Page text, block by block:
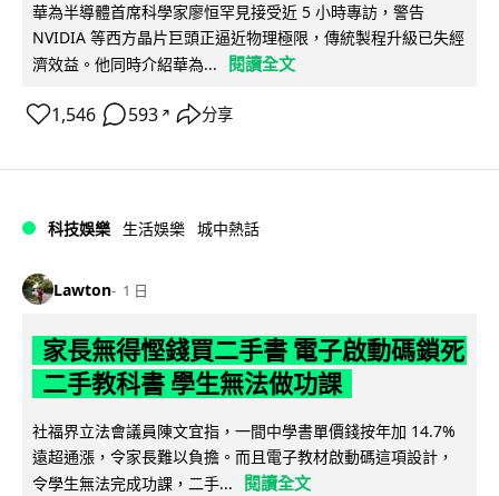
華為半導體首席科學家廖恒罕見接受近 5 小時專訪，警告
NVIDIA 等西方晶片巨頭正逼近物理極限，傳統製程升級已失經
濟效益。他同時介紹華為...
閱讀全文
1,546 593 ↗ 分享
科技娛樂 生活娛樂 城中熱話
Lawton 1 日
家長無得慳錢買二手書 電子啟動碼鎖死
二手教科書 學生無法做功課
社福界立法會議員陳文宜指，一間中學書單價錢按年加 14.7%
遠超通漲，令家長難以負擔。而且電子教材啟動碼這項設計，
令學生無法完成功課，二手...
閱讀全文